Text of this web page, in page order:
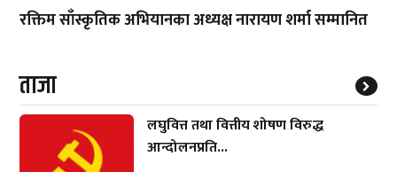
रक्तिम साँस्कृतिक अभियानका अध्यक्ष नारायण शर्मा सम्मानित
ताजा
लघुवित्त तथा वित्तीय शोषण विरुद्ध
आन्दोलनप्रति...